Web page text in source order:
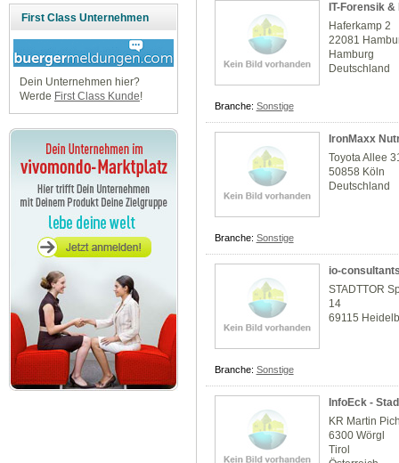
First Class Unternehmen
Dein Unternehmen hier?
Werde First Class Kunde!
IT-Forensik
Haferkamp 2
22081
Hamburg
Deutschland
Branche: Sonstige
IronMaxx
Toyota Allee
50858 Köln
Deutschland
Branche: Sonstige
io-
STADTTOR
14
69115
Branche: Sonstige
InfoEck -
KR Martin
6300 Wörgl
Tirol